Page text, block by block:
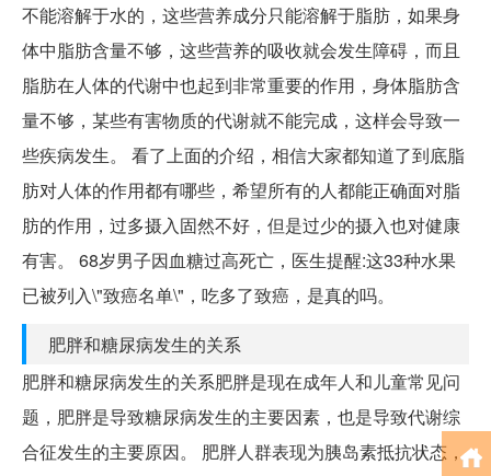
不能溶解于水的，这些营养成分只能溶解于脂肪，如果身
体中脂肪含量不够，这些营养的吸收就会发生障碍，而且
脂肪在人体的代谢中也起到非常重要的作用，身体脂肪含
量不够，某些有害物质的代谢就不能完成，这样会导致一
些疾病发生。 看了上面的介绍，相信大家都知道了到底脂
肪对人体的作用都有哪些，希望所有的人都能正确面对脂
肪的作用，过多摄入固然不好，但是过少的摄入也对健康
有害。 68岁男子因血糖过高死亡，医生提醒:这33种水果
已被列入\"致癌名单\"，吃多了致癌，是真的吗。
肥胖和糖尿病发生的关系
肥胖和糖尿病发生的关系肥胖是现在成年人和儿童常见问
题，肥胖是导致糖尿病发生的主要因素，也是导致代谢综
合征发生的主要原因。 肥胖人群表现为胰岛素抵抗状态，